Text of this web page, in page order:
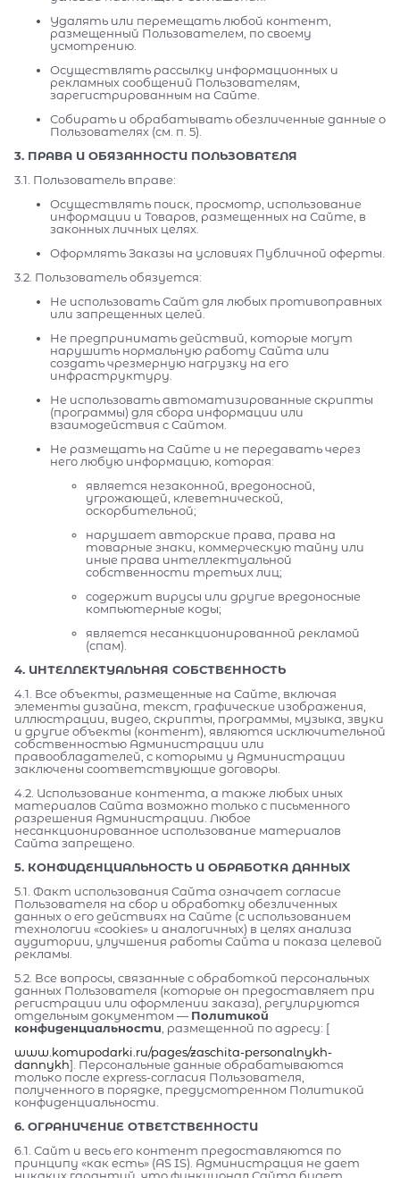
Удалять или перемещать любой контент,
размещенный Пользователем, по своему
усмотрению.
Осуществлять рассылку информационных и
рекламных сообщений Пользователям,
зарегистрированным на Сайте.
Собирать и обрабатывать обезличенные данные о
Пользователях (см. п. 5).
3. ПРАВА И ОБЯЗАННОСТИ ПОЛЬЗОВАТЕЛЯ
3.1. Пользователь вправе:
Осуществлять поиск, просмотр, использование
информации и Товаров, размещенных на Сайте, в
законных личных целях.
Оформлять Заказы на условиях Публичной оферты.
3.2. Пользователь обязуется:
Не использовать Сайт для любых противоправных
или запрещенных целей.
Не предпринимать действий, которые могут
нарушить нормальную работу Сайта или
создать чрезмерную нагрузку на его
инфраструктуру.
Не использовать автоматизированные скрипты
(программы) для сбора информации или
взаимодействия с Сайтом.
Не размещать на Сайте и не передавать через
него любую информацию, которая:
является незаконной, вредоносной,
угрожающей, клеветнической,
оскорбительной;
нарушает авторские права, права на
товарные знаки, коммерческую тайну или
иные права интеллектуальной
собственности третьих лиц;
содержит вирусы или другие вредоносные
компьютерные коды;
является несанкционированной рекламой
(спам).
4. ИНТЕЛЛЕКТУАЛЬНАЯ СОБСТВЕННОСТЬ
4.1. Все объекты, размещенные на Сайте, включая
элементы дизайна, текст, графические изображения,
иллюстрации, видео, скрипты, программы, музыка, звуки
и другие объекты (контент), являются исключительной
собственностью Администрации или
правообладателей, с которыми у Администрации
заключены соответствующие договоры.
4.2. Использование контента, а также любых иных
материалов Сайта возможно только с письменного
разрешения Администрации. Любое
несанкционированное использование материалов
Сайта запрещено.
5. КОНФИДЕНЦИАЛЬНОСТЬ И ОБРАБОТКА ДАННЫХ
5.1. Факт использования Сайта означает согласие
Пользователя на сбор и обработку обезличенных
данных о его действиях на Сайте (с использованием
технологии «cookies» и аналогичных) в целях анализа
аудитории, улучшения работы Сайта и показа целевой
рекламы.
5.2. Все вопросы, связанные с обработкой персональных
данных Пользователя (которые он предоставляет при
регистрации или оформлении заказа), регулируются
отдельным документом — Политикой
конфиденциальности , размещенной по адресу: [
www.komupodarki.ru/pages/zaschita-personalnykh-
dannykh]. Персональные данные обрабатываются
только после express-согласия Пользователя,
полученного в порядке, предусмотренном Политикой
конфиденциальности.
6. ОГРАНИЧЕНИЕ ОТВЕТСТВЕННОСТИ
6.1. Сайт и весь его контент предоставляются по
принципу «как есть» (AS IS). Администрация не дает